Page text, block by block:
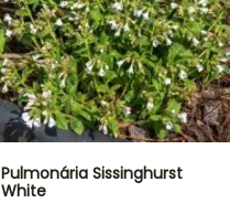
Pulmonária Sissinghurst
White